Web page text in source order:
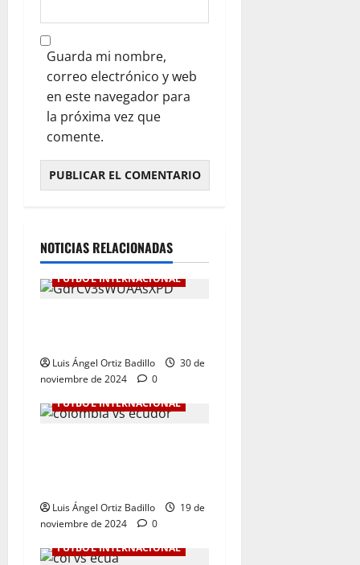
Guarda mi nombre,
correo electrónico y web
en este navegador para
la próxima vez que
comente.
NOTICIAS RELACIONADAS
FÚTBOL INTERNACIONAL
Luis Ángel Ortiz Badillo
30 de
noviembre de 2024
0
FÚTBOL INTERNACIONAL
Luis Ángel Ortiz Badillo
19 de
noviembre de 2024
0
FÚTBOL INTERNACIONAL